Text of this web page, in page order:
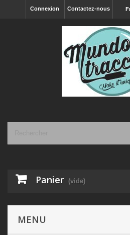
Contactez-nous
Connexion
Panier (vide)
MENU